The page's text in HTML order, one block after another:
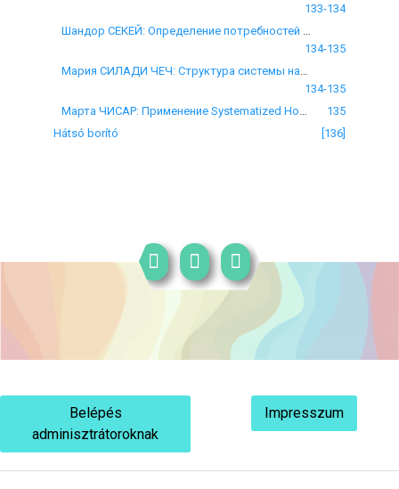
133-134
134-135
134-135
135
Hátsó borító
[136]
Belépés
adminisztrátoroknak
Impresszum